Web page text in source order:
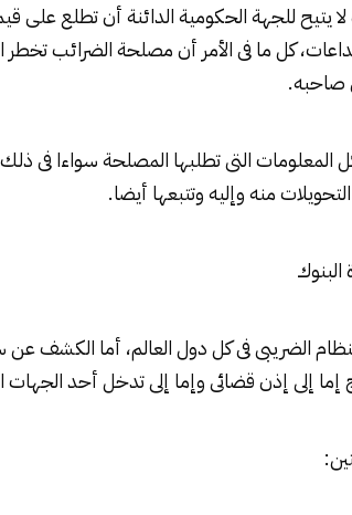
يتيح للجهة الحكومية الدائنة أن تطلع على
كل ما فى الأمر أن مصلحة الضرائب تخطر
صاحبه.
المعلومات التى تطلبها المصلحة سواءا فى
منه وإليه وتتبعها أيضا.
الضريبى فى كل دول العالم، أما الكشف عن
إلى إذن قضائى وإما إلى تدخل أحد الجهات